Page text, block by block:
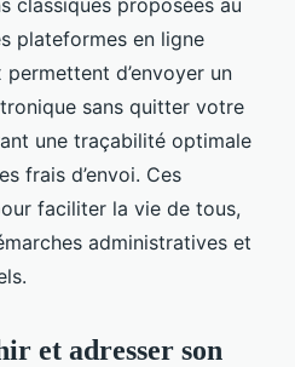
plateformes en ligne
d’envoyer un
sans quitter votre
une traçabilité optimale
frais d’envoi. Ces
faciliter la vie de tous,
administratives et
et adresser son